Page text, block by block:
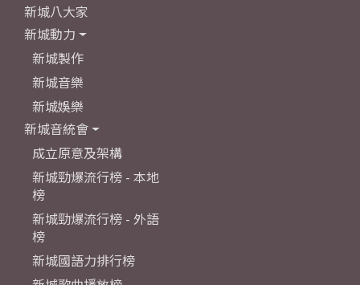
新城八大家
新城動力
新城製作
新城音樂
新城娛樂
新城音統會
成立原意及架構
新城勁爆流行榜 - 本地
榜
新城勁爆流行榜 - 外語
榜
新城國語力排行榜